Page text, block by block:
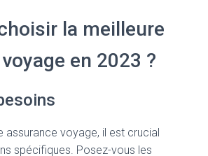
la meilleure
en 2023 ?
assurance voyage, il est crucial
spécifiques. Posez-vous les